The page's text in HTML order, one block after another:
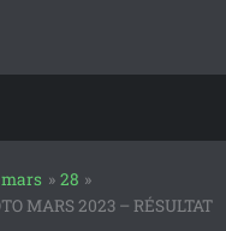
mars
28
MARS 2023 – RÉSULTAT